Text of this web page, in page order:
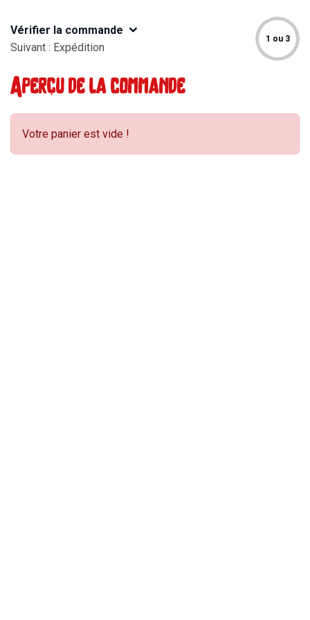
Vérifier la commande
Suivant : Expédition
1 ou 3
Aperçu de la commande
Votre panier est vide !